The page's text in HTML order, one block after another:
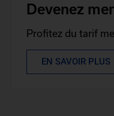
Devenez
Profitez du tarif
EN SAVOIR PLUS